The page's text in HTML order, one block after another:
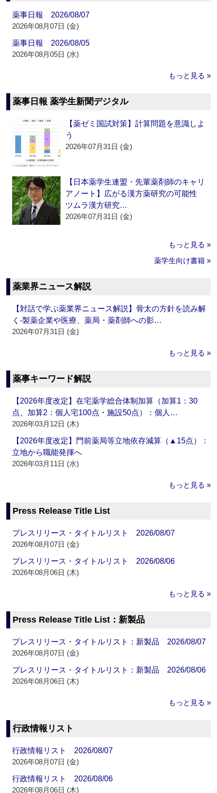
薬事日報 2026/08/07
2026年08月07日 (金)
薬事日報 2026/08/05
2026年08月05日 (水)
もっと見る »
薬事日報 薬学生新聞デジタル
【薬ゼミ国試対策】計算問題を意識しよ
う
2026年07月31日 (金)
【日本薬学生連盟・先輩薬剤師のキャリ
アノート】広がる漢方薬研究の可能性
ツムラ漢方研究…
2026年07月31日 (金)
もっと見る »
薬学生向け書籍 »
薬業界ニュース解説
【対話で学ぶ薬業界ニュース解説】骨太の方針を読み解
く‐製薬企業や医療、薬局・薬剤師への影…
2026年07月31日 (金)
もっと見る »
薬事キーワード解説
【2026年度改定】在宅薬学総合体制加算（加算1：30
点、加算2：個人宅100点・施設50点）：個人…
2026年03月12日 (木)
【2026年度改定】門前薬局等立地依存減算（▲15点）：
立地から職能発揮へ
2026年03月11日 (水)
もっと見る »
Press Release Title List
プレスリリース・タイトルリスト 2026/08/07
2026年08月07日 (金)
プレスリリース・タイトルリスト 2026/08/06
2026年08月06日 (木)
もっと見る »
Press Release Title List：新製品
プレスリリース・タイトルリスト：新製品 2026/08/07
2026年08月07日 (金)
プレスリリース・タイトルリスト：新製品 2026/08/06
2026年08月06日 (木)
もっと見る »
行政情報リスト
行政情報リスト 2026/08/07
2026年08月07日 (金)
行政情報リスト 2026/08/06
2026年08月06日 (木)